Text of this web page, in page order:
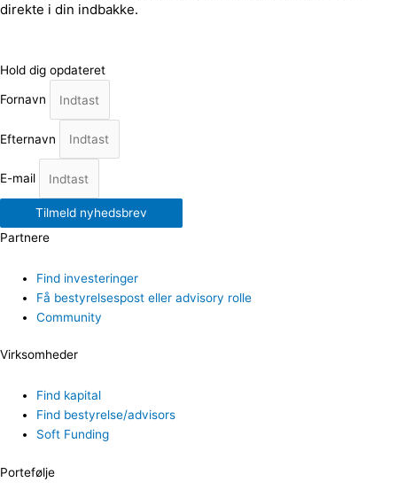
direkte i din indbakke.
Hold dig opdateret
Fornavn
Efternavn
E-mail
Tilmeld nyhedsbrev
Partnere
Find investeringer
Få bestyrelsespost eller advisory rolle
Community
Virksomheder
Find kapital
Find bestyrelse/advisors
Soft Funding
Portefølje